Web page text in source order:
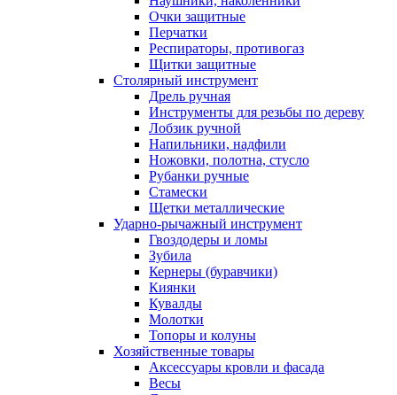
Очки защитные
Перчатки
Респираторы, противогаз
Щитки защитные
Столярный инструмент
Дрель ручная
Инструменты для резьбы по дереву
Лобзик ручной
Напильники, надфили
Ножовки, полотна, стусло
Рубанки ручные
Стамески
Щетки металлические
Ударно-рычажный инструмент
Гвоздодеры и ломы
Зубила
Кернеры (буравчики)
Киянки
Кувалды
Молотки
Топоры и колуны
Хозяйственные товары
Аксессуары кровли и фасада
Весы